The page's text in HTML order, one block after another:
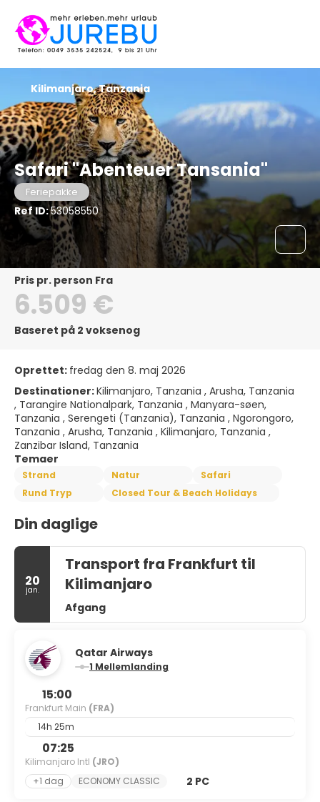
Safari "Abenteuer Tansania"
Feriepakke
Ref ID:53058550
Kilimanjaro, Tanzania
pris pr. person Fra
6.509 €
Baseret på 2 voksenog
Oprettet: fredag den 8. maj 2026
Destinationer:Kilimanjaro, Tanzania , Arusha, Tanzania
, Tarangire Nationalpark, Tanzania , Manyara-søen,
Tanzania , Serengeti (Tanzania), Tanzania , Ngorongoro,
Tanzania , Arusha, Tanzania , Kilimanjaro, Tanzania ,
Zanzibar Island, Tanzania
Temaer
Strand Natur
Safari
Rund Tryp
Closed Tour & Beach Holidays
Din daglige
20
jan.
Transport fra Frankfurt til
Kilimanjaro
Afgang
Qatar Airways
1 Mellemlanding
15:00
Frankfurt Main (FRA)
14h 25m
07:25
Kilimanjaro Intl (JRO)
+1 dag
ECONOMY CLASSIC 2 PC